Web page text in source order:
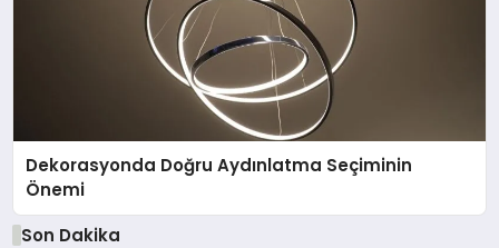
Dekorasyonda Doğru Aydınlatma Seçiminin
Önemi
Son Dakika